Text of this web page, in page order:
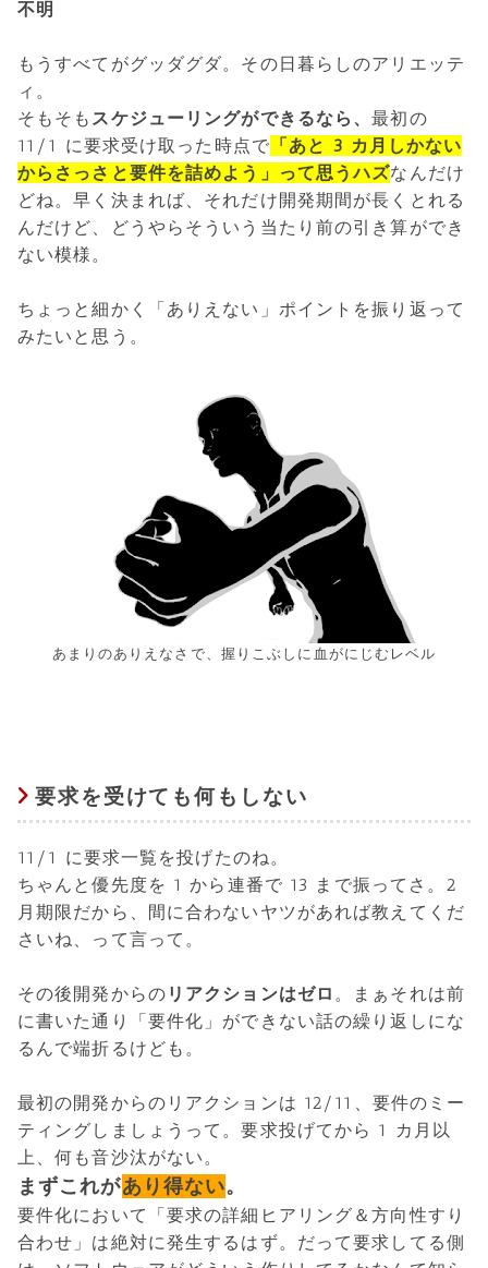
不明
もうすべてがグッダグダ。その日暮らしのアリエッテ
ィ。
そもそも スケジューリングができるなら、最初の
11/1 に要求受け取った時点で 「あと 3 カ月しかない
からさっさと要件を詰めよう」って思うハズなんだけ
どね。早く決まれば、それだけ開発期間が長くとれる
んだけど、どうやらそういう当たり前の引き算ができ
ない模様。
ちょっと細かく「ありえない」ポイントを振り返って
みたいと思う。
あまりのありえなさで、握りこぶしに血がにじむレベル
要求を受けても何もしない
11/1 に要求一覧を投げたのね。
ちゃんと優先度を 1 から連番で 13 まで振ってさ。2
月期限だから、間に合わないヤツがあれば教えてくだ
さいね、って言って。
その後開発からの リアクションはゼロ 。まぁそれは前
に書いた通り「要件化」ができない話の繰り返しにな
るんで端折るけども。
最初の開発からのリアクションは 12/11、要件のミー
ティングしましょうって。要求投げてから 1 カ月以
上、何も音沙汰がない。
まずこれがあり得ない。
要件化において「要求の詳細ヒアリング＆方向性すり
合わせ」は絶対に発生するはず。だって要求してる側